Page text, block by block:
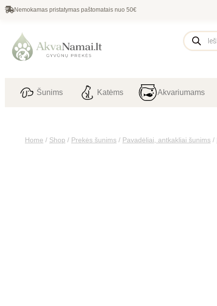
Nemokamas pristatymas paštomatais nuo 50€
Šunims Katėms Akvariumams
Home / Shop / Prekės šunims / Pavadėliai, antkakliai šunims /